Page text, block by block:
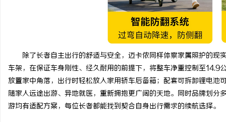
除了长者自主出行的舒适与安全，迈卡侬同样体察家属照护的
车架，在保证车身刚性、经久耐用的前提下，将整车净重控制至
放置家中角落，出行时轻松放入家用轿车后备箱；配套可拆卸锂电
随家人远途出游、异地就医，重新拥抱更广阔的天地。同时品牌划
游均有适配方案，每位长者都能找到契合自身出行需求的续航选择。